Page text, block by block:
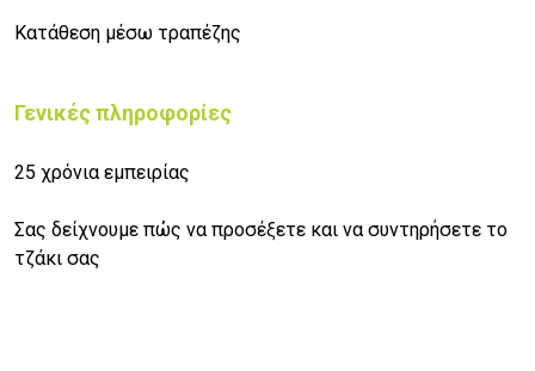
Κατάθεση μέσω τραπέζης
Γενικές πληροφορίες
25 χρόνια εμπειρίας
Σας δείχνουμε πώς να προσέξετε και να συντηρήσετε το
τζάκι σας